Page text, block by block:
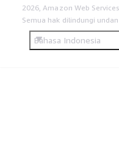
2026, Amazon Web
Semua hak dilindungi
Bahasa Indonesia